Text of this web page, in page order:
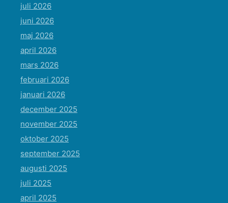
juli 2026
juni 2026
maj 2026
april 2026
mars 2026
februari 2026
januari 2026
december 2025
november 2025
oktober 2025
september 2025
augusti 2025
juli 2025
april 2025